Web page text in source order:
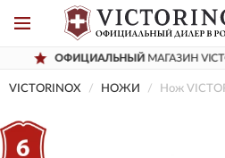
МАГАЗИН VICTORINOX
VICTORINOX НОЖИ Нож